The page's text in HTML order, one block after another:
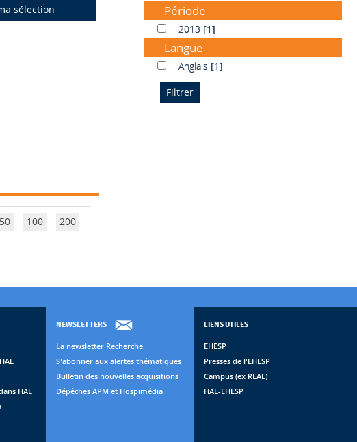
sélection
50 100 200
Période
20132013 [1]
Langue
AnglaisAnglais [1]
HAL
NEWSLETTERS
La newsletter Recherche
S'abonner aux alertes thématiques
Bulletin des nouvelles acquisitions
Dépêches APM et Hospimédia
LIENS UTILES
EHESP
Presses de l'EHESP
Campus (ex REAL)
HAL-EHESP